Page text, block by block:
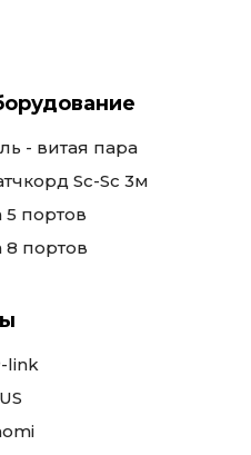
- витая пара
Sc-Sc 3м
портов
8 портов
link